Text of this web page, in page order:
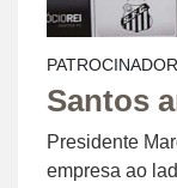
Santos
Presidente
empresa ao